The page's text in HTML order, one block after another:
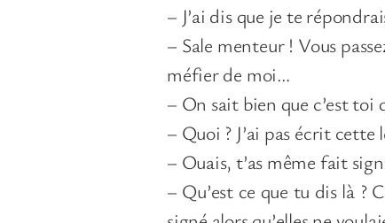
– J’ai dis que je te
– Sale menteur ! Vous
méfier de moi…
– On sait bien que c’est
– Quoi ? J’ai pas écrit cette
– Ouais, t’as même fait
– Qu’est ce que tu dis là ?